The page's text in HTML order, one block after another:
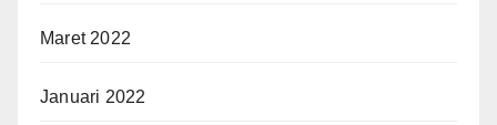
Maret 2022
Januari 2022